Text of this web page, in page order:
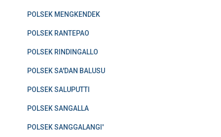
POLSEK MENGKENDEK
POLSEK RANTEPAO
POLSEK RINDINGALLO
POLSEK SA'DAN BALUSU
POLSEK SALUPUTTI
POLSEK SANGALLA
POLSEK SANGGALANGI'